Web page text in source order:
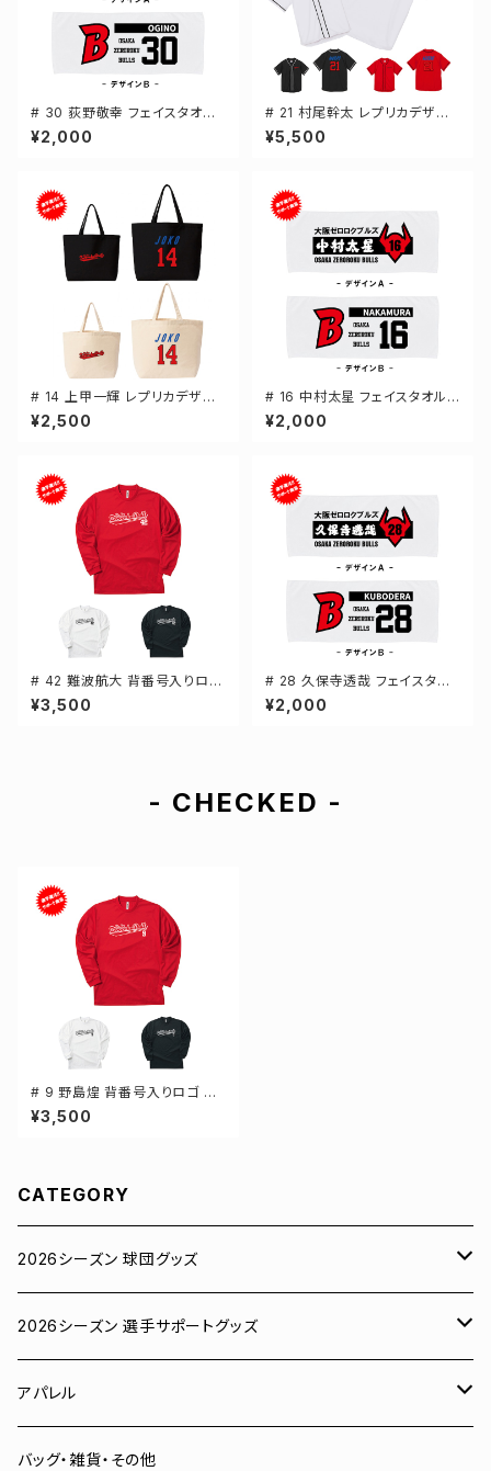
# 30 荻野敬幸 フェイスタオル
選手還元 2デザイン FT0144
¥2,000
# 21 村尾幹太 レプリカデザイ
ン 3カラー 選手還元 ベースボ
ールシャツ S-XXLサイズ 5982
¥5,500
# 14 上甲一輝 レプリカデザイ
ン 選手還元 キャンバストートバ
ッグ 2カラー MLサイズ 00077
¥2,500
# 16 中村太星 フェイスタオル
選手還元 2デザイン FT0144
¥2,000
# 42 難波航大 背番号入りロゴ
ドライTシャツ 長袖 選手還元 3
カラー S-5Lサイズ 000304
¥3,500
# 28 久保寺透哉 フェイスタオ
ル 選手還元 2デザイン FT014
4
¥2,000
- CHECKED -
# 9 野島煌 背番号入りロゴ ド
ライTシャツ 長袖 選手還元 3カ
ラー S-5Lサイズ 000304
¥3,500
CATEGORY
2026シーズン 球団グッズ
ユニフォーム
Tシャツ
スウェット
2026シーズン 選手サポートグッズ
# 00 蓮
# 0 岡田竜汰
アパレル
スウェット・パーカー
バッグ・雑貨・その他